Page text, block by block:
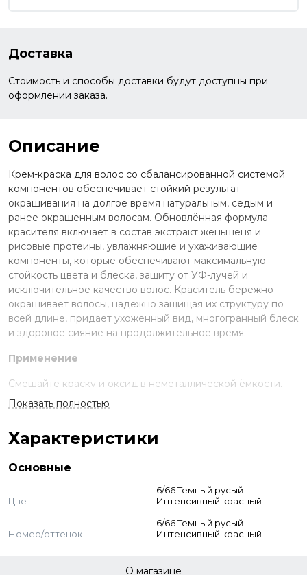
Доставка
Стоимость и способы доставки будут доступны при
оформлении заказа.
Описание
Крем-краска для волос со сбалансированной системой
компонентов обеспечивает стойкий результат
окрашивания на долгое время натуральным, седым и
ранее окрашенным волосам. Обновлённая формула
красителя включает в состав экстракт женьшеня и
рисовые протеины, увлажняющие и ухаживающие
компоненты, которые обеспечивают максимальную
стойкость цвета и блеска, защиту от УФ-лучей и
исключительное качество волос. Краситель бережно
окрашивает волосы, надежно защищая их структуру по
всей длине, придает ухоженный вид, многогранный блеск
и здоровое сияние на продолжительное время.
Применение
Смешайте краску и оксид в неметаллической ёмкости.
Нанесите на волосы, выдержите указанное время.
Смойте с шампунем и кондиционером для окрашенных
Стандартное окрашивание:
Тонирование:
Суперосветление:
краситель + оксид 9–12% (пропорция
тонов — 9% оксид, до 3–4 тонов — 12% оксид.
Корректоры:
добавляются к основному оттенку - до 10%
стандартно. Корректоры самостоятельно не
Показать полностью
Характеристики
Основные
Цвет
6/66 Темный русый
Интенсивный красный
Номер/оттенок
6/66 Темный русый
Интенсивный красный
О магазине